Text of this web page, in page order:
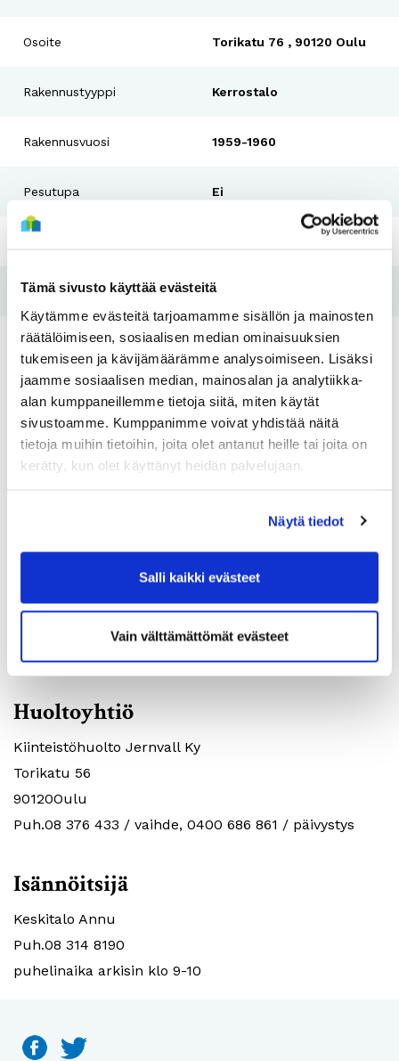
Tämä sivusto käyttää evästeitä
Käytämme evästeitä tarjoamamme sisällön ja mainosten
räätälöimiseen, sosiaalisen median ominaisuuksien
tukemiseen ja kävijämäärämme analysoimiseen. Lisäksi
jaamme sosiaalisen median, mainosalan ja analytiikka-
alan kumppaneillemme tietoja siitä, miten käytät
sivustoamme. Kumppanimme voivat yhdistää näitä
tietoja muihin tietoihin, joita olet antanut heille tai joita on
kerätty, kun olet käyttänyt heidän palvelujaan.
Näytä tiedot
Salli kaikki evästeet
Vain välttämättömät evästeet
Osoite Torikatu 76 , 90120 Oulu
Rakennustyyppi Kerrostalo
Rakennusvuosi 1959-1960
Pesutupa Ei
Tulo- ja varallisuusraja Kyllä
Asunnot
Huoneistotyyppi:
2H+KK
Pinta-ala:
40m2
ASUNTOHAKEMUS
Huoltoyhtiö
Kiinteistöhuolto Jernvall Ky
Torikatu 56
90120Oulu
Puh.08 376 433 / vaihde, 0400 686 861 / päivystys
Isännöitsijä
Keskitalo Annu
Puh.08 314 8190
puhelinaika arkisin klo 9-10